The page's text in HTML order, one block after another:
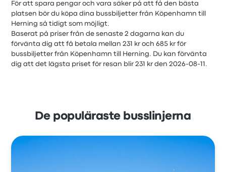
För att spara pengar och vara säker på att få den bästa
platsen bör du köpa dina bussbiljetter från Köpenhamn till
Herning så tidigt som möjligt.
Baserat på priser från de senaste 2 dagarna kan du
förvänta dig att få betala mellan 231 kr och 685 kr för
bussbiljetter från Köpenhamn till Herning. Du kan förvänta
dig att det lägsta priset för resan blir 231 kr den 2026-08-11.
De populäraste busslinjerna